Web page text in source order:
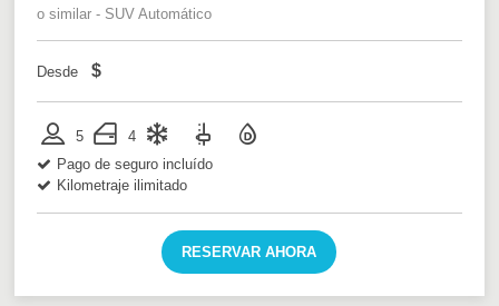
o similar - SUV Automático
Desde $
5
4
Pago de seguro incluído
Kilometraje ilimitado
RESERVAR AHORA